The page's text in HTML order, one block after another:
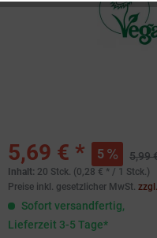
5,69 € * 5 5,99
Inhalt: 20 Stck. (0,28 € * / 1 Stck.)
Preise inkl. gesetzlicher MwSt.
Sofort versandfertig,
Lieferzeit 3-5 Tage*